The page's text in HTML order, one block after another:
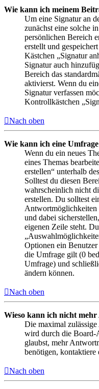
Wie kann ich meinem
Um eine Signatur an
zunächst eine solche
persönlichen Bereich
erstellt und
Kästchen „Signatur
Signatur auch
Bereich das
aktivierst. Wenn du
Signatur verfassen
Kontrollkästchen
Nach oben
Wie kann ich eine
Wenn du ein neues
eines Themas
erstellen“ unterhalb
Solltest du diesen
wahrscheinlich nicht
erstellen. Du solltest
Antwortmöglichkeiten
und dabei
eigenen Zeile steht.
Optionen ein
die Umfrage gilt (0
Umfrage) und
ändern können.
Nach oben
Wieso kann ich nicht
Die maximal
wird durch die Board-
glaubst, mehr
benötigen, kontaktiere
Nach oben